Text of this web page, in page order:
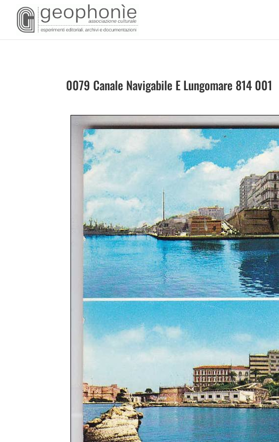
0079 Canale Navigabile E Lungomare 814 001